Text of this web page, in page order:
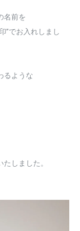
名前を
”でお入れしまし
るような
しました。